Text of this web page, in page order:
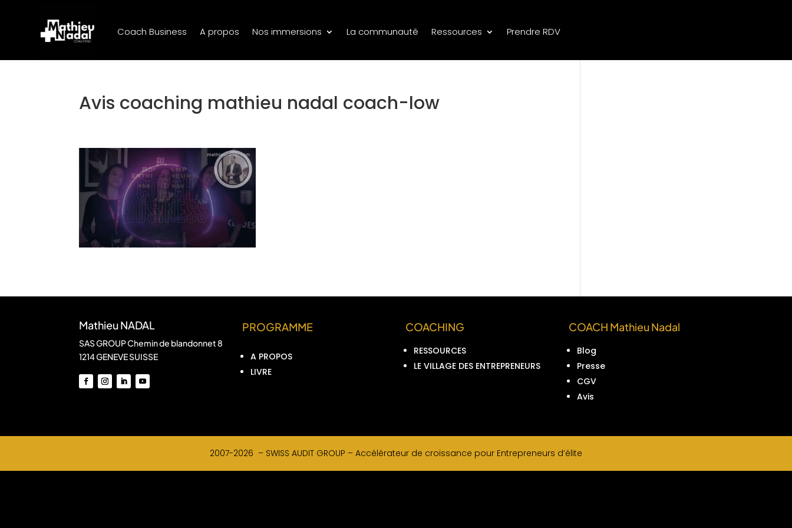
Coach Business A propos Nos immersions La communauté Ressources Prendre RDV
Avis coaching mathieu nadal coach-low
Mathieu NADAL
SAS GROUP Chemin de blandonnet 8
1214 GENEVE SUISSE
PROGRAMME
A PROPOS
LIVRE
COACHING
RESSOURCES
LE VILLAGE DES ENTREPRENEURS
COACH Mathieu Nadal
Blog
Presse
CGV
Avis
2007-2026 – SWISS AUDIT GROUP – Accélérateur de croissance pour Entrepreneurs d’élite